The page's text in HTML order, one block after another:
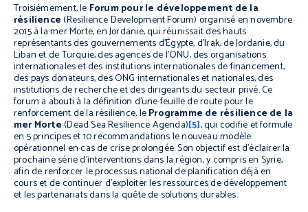
Troisièmement, le Forum pour le développement de la
résilience(Resilience Development Forum) organisé en novembre
2015 à la mer Morte, en Jordanie, qui réunissait des hauts
représentants des gouvernements d’Égypte, d’Irak, de Jordanie, du
Liban et de Turquie, des agences de l’ONU, des organisations
internationales et des institutions internationales de financement,
des pays donateurs, des ONG internationales et nationales, des
institutions de recherche et des dirigeants du secteur privé. Ce
forum a abouti à la définition d’une feuille de route pour le
renforcement de la résilience, leProgramme de résilience de la
mer Morte(Dead Sea Resilience Agenda)[5],qui codifie et formule
en 5 principes et 10 recommandations le nouveau modèle
opérationnel en cas de crise prolongée. Son objectif est d’éclairer la
prochaine série d’interventions dans la région, y compris en Syrie,
afin de renforcer le processus national de planification déjà en
cours et de continuer d’exploiter les ressources de développement
et les partenariats dans la quête de solutions durables.